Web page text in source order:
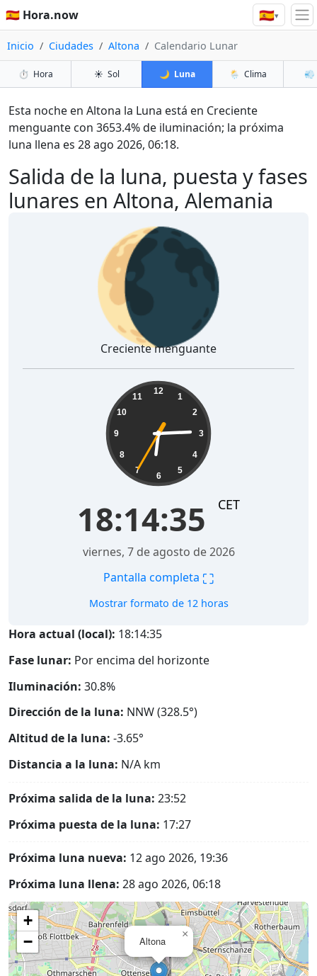
🇪🇸 Hora.now 🇪🇸▾
Inicio Ciudades Altona Calendario Lunar
⏱️ Hora ☀️ Sol 🌙 Luna 🌦️ Clima 💨
Salida de la luna, puesta y fases
lunares en Altona, Alemania
Esta noche en Altona la Luna está en Creciente
menguante con 3653.4% de iluminación; la próxima
luna llena es 28 ago 2026, 06:18.
🌘
Creciente menguante
12
1
2
3
4
5
6
7
8
9
10
11
18:14:36 CET
viernes, 7 de agosto de 2026
Pantalla completa ⛶
Mostrar formato de 12 horas
Hora actual (local): 18:14:36
Fase lunar: Por encima del horizonte
Iluminación: 30.8%
Dirección de la luna: NNW (328.5°)
Altitud de la luna: -3.65°
Distancia a la luna: N/A km
Próxima salida de la luna: 23:52
Próxima puesta de la luna: 17:27
Próxima luna nueva: 12 ago 2026, 19:36
Próxima luna llena: 28 ago 2026, 06:18
Altona
×
+
−